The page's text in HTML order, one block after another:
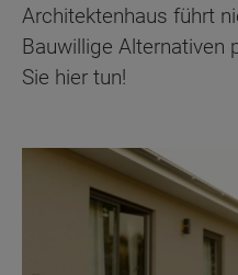
Architektenhaus führt
Bauwillige Alternativen
Sie hier tun!